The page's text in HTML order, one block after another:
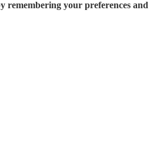
remembering your preferences